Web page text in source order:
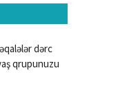
dərc
qrupunuzu